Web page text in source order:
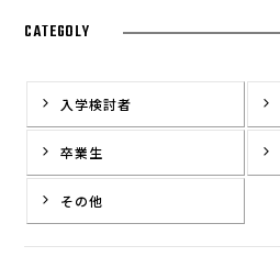
CATEGOLY
入学検討者
卒業生
その他